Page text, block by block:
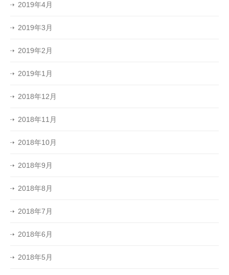
2019年4月
2019年3月
2019年2月
2019年1月
2018年12月
2018年11月
2018年10月
2018年9月
2018年8月
2018年7月
2018年6月
2018年5月